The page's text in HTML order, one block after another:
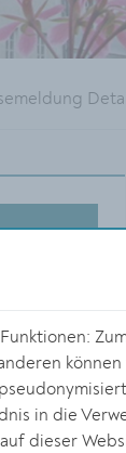
in die
dieser